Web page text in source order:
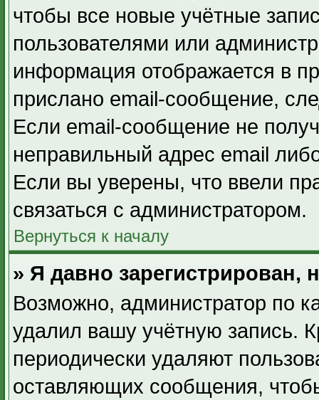
чтобы все новые учётные
пользователями или
информация отображается в
прислано email-сообщение,
Если email-сообщение не
неправильный адрес email
Если вы уверены, что ввели
связаться с администратором.
Вернуться к началу
» Я давно зарегистрирован,
Возможно, администратор по
удалил вашу учётную запись.
периодически удаляют
оставляющих сообщения,